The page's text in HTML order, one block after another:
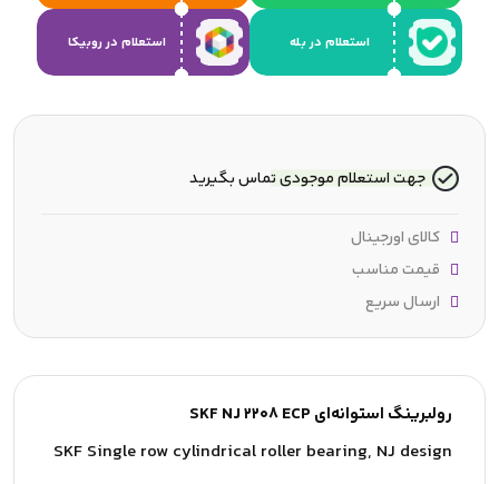
استعلام در بله استعلام در روبیکا
رولبرینگ استوانه‌ای SKF NJ 2208 ECP
SKF Single row cylindrical roller bearing, NJ design
جهت استعلام موجودی تماس بگیرید
کالای اورجینال
قیمت مناسب
ارسال سریع